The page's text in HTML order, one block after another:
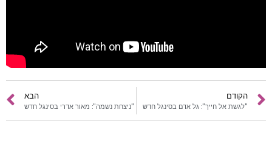
הקודם
"לגשת אל חייך": גל אדם בסינגל חדש
הבא
"ניצחת נשמה": מאור אדרי בסינגל חדש